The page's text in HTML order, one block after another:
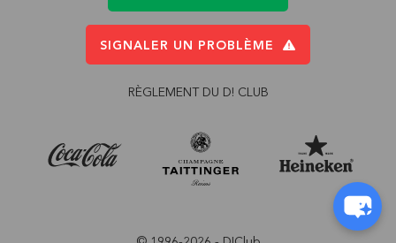
SIGNALER UN PROBLÈME
RÈGLEMENT DU D! CLUB